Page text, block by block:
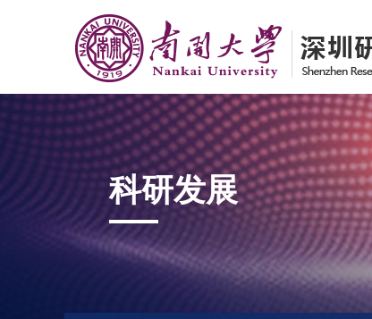
科研发展